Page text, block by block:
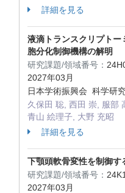
詳細を見る
液滴トランスクリプト
胞分化制御機構の解明
研究課題/領域番号：
2027年03月
日本学術振興会 科学研
久保田 聡, 西田 崇, 服部
青山 絵理子, 大野 充昭
詳細を見る
下顎頭軟骨変性を制御す
研究課題/領域番号：
2027年03月